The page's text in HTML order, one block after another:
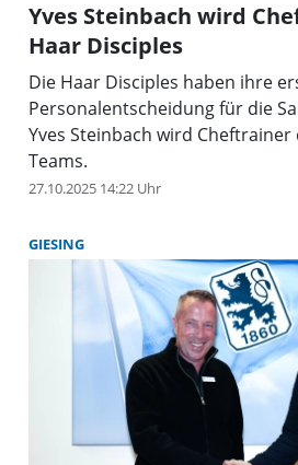
Yves Steinbach wird
Haar Disciples
Die Haar Disciples haben ihre
Personalentscheidung für die
Yves Steinbach wird Cheftrainer
Teams.
27.10.2025 14:22 Uhr
GIESING